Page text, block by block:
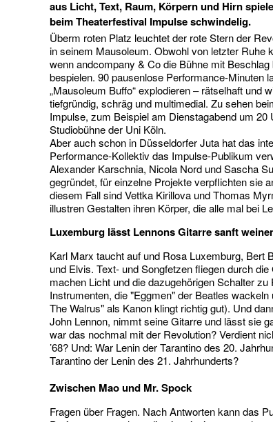
aus Licht, Text, Raum, Körpern und Hirn
beim Theaterfestival Impulse schwindelig.
Überm roten Platz leuchtet der rote Stern der
in seinem Mausoleum. Obwohl von letzter Ruhe
wenn andcompany & Co die Bühne mit Beschlag
bespielen. 90 pausenlose Performance-Minuten
„Mausoleum Buffo“ explodieren – rätselhaft und
tiefgründig, schräg und multimedial. Zu sehen
Impulse, zum Beispiel am Dienstagabend um 20
Studiobühne der Uni Köln.
Aber auch schon in Düsseldorfer Juta hat das
Performance-Kollektiv das Impulse-Publikum
Alexander Karschnia, Nicola Nord und Sascha
gegründet, für einzelne Projekte verpflichten sie
diesem Fall sind Vettka Kirillova und Thomas
illustren Gestalten ihren Körper, die alle mal bei
Luxemburg lässt Lennons Gitarre sanft
Karl Marx taucht auf und Rosa Luxemburg, Bert
und Elvis. Text- und Songfetzen fliegen durch
machen Licht und die dazugehörigen Schalter zu
Instrumenten, die "Eggmen" der Beatles wackeln
The Walrus" als Kanon klingt richtig gut). Und
John Lennon, nimmt seine Gitarre und lässt sie
war das nochmal mit der Revolution? Verdient
’68? Und: War Lenin der Tarantino des 20.
Tarantino der Lenin des 21. Jahrhunderts?
Zwischen Mao und Mr. Spock
Fragen über Fragen. Nach Antworten kann das